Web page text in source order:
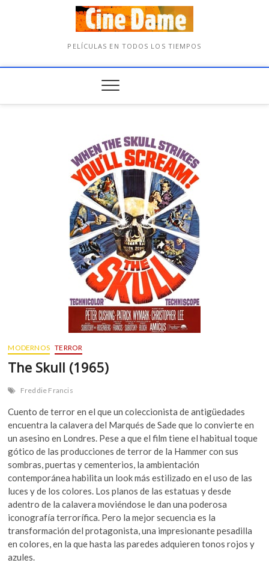
PELÍCULAS EN TODOS LOS TIEMPOS
MODERNOS TERROR
The Skull (1965)
Freddie Francis
Cuento de terror en el que un coleccionista de antigüedades
encuentra la calavera del Marqués de Sade que lo convierte en
un asesino en Londres. Pese a que el film tiene el habitual toque
gótico de las producciones de terror de la Hammer con sus
sombras, puertas y cementerios, la ambientación
contemporánea habilita un look más estilizado en el uso de las
luces y de los colores. Los planos de las estatuas y desde
adentro de la calavera moviéndose le dan una poderosa
iconografía terrorífica. Pero la mejor secuencia es la
transformación del protagonista, una impresionante pesadilla
en colores, en la que hasta las paredes adquieren tonos rojos y
azules.